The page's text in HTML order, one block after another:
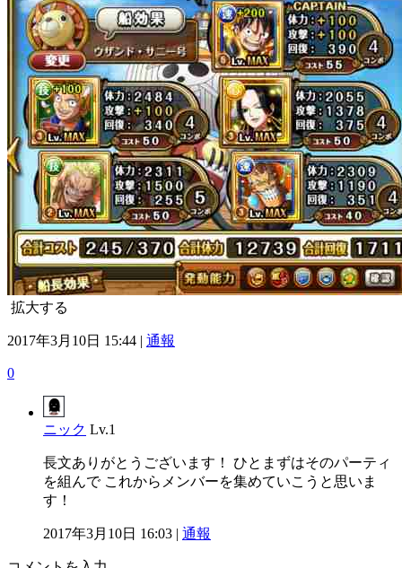
拡大する
2017年3月10日 15:44 | 通報
0
ニック Lv.1
長文ありがとうございます！ ひとまずはそのパーティ
を組んで これからメンバーを集めていこうと思いま
す！
2017年3月10日 16:03 | 通報